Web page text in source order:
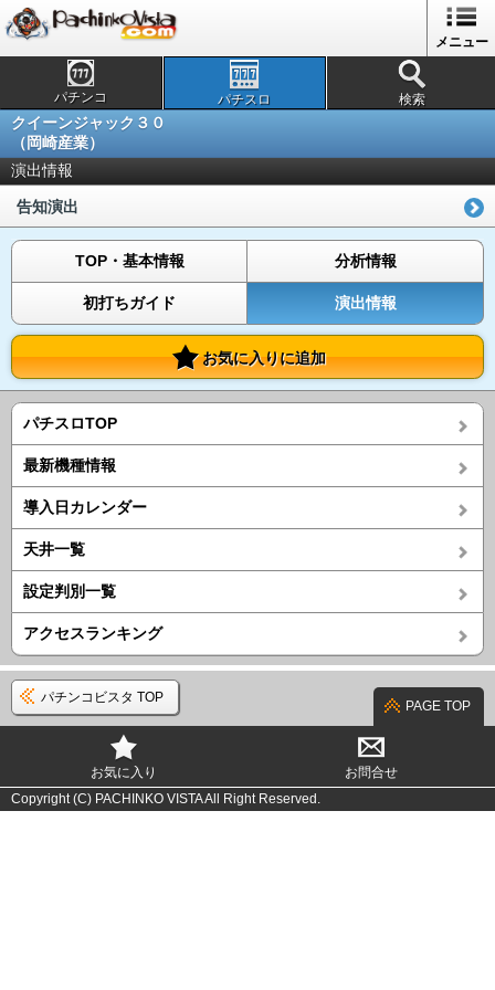
メニュー
パチンコ パチスロ 検索
クイーンジャック３０
（岡崎産業）
演出情報
告知演出
TOP・基本情報 分析情報
初打ちガイド 演出情報
お気に入りに追加
パチスロTOP
最新機種情報
導入日カレンダー
天井一覧
設定判別一覧
アクセスランキング
パチンコビスタ TOP
PAGE TOP
お気に入り
お問合せ
Copyright (C) PACHINKO VISTA All Right Reserved.